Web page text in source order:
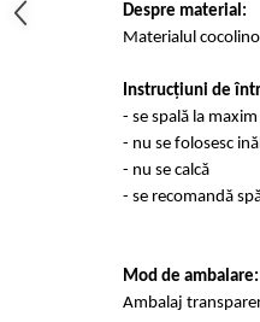
Lenjerii Satin Premium
Lenjerii Matase
Lenjerii Creponate
Lenjerii pentru PASTE
Set Lenjerie + Draperii Pat
Despre material:
Materialul
Instrucțiuni de
- se spală la
- nu se folosesc
- nu se calcă
- se recomandă
Mod de ambalare:
Ambalaj